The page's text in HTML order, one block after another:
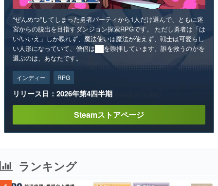
“ぜんめつ”してしまった勇者パーティから1人だけ選んで、ともに迷
宮からの脱出を目指すダンジョン探索RPGです。 ただし勇者は「は
い/いいえ」しか喋れず、魔法使いは魔法が使えず、戦士は可愛らし
い人形になっていて、僧侶は██を崇拝しています。誰を救うのかを
選ぶのは、あなたです。
インディー RPG
リリース日：2026年第4四半期
Steamストアページ
ランキング